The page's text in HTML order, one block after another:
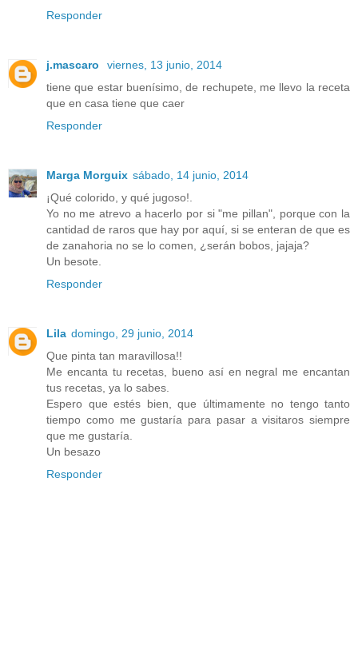
Responder
j.mascaro
viernes, 13 junio, 2014
tiene que estar buenísimo, de rechupete, me llevo la receta
que en casa tiene que caer
Responder
Marga Morguix sábado, 14 junio, 2014
¡Qué colorido, y qué jugoso!.
Yo no me atrevo a hacerlo por si "me pillan", porque con la
cantidad de raros que hay por aquí, si se enteran de que es
de zanahoria no se lo comen, ¿serán bobos, jajaja?
Un besote.
Responder
Lila domingo, 29 junio, 2014
Que pinta tan maravillosa!!
Me encanta tu recetas, bueno así en negral me encantan
tus recetas, ya lo sabes.
Espero que estés bien, que últimamente no tengo tanto
tiempo como me gustaría para pasar a visitaros siempre
que me gustaría.
Un besazo
Responder